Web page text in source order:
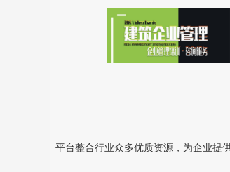
平台整合行业众多优质资源，为企业提